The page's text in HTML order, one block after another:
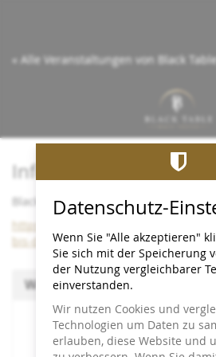
springen
« Alle Veranstaltungen von Black
Info:
Black Table bleibt bis Dezember
https://www.black-table.de/wichtige-
bis-dezember-2026-im-cineplex/
Wählen Sie einen Termin aus
Monat
Datenschutz-
Wenn Sie "Alle akzeptieren"
Sie sich mit der Speicherung
der Nutzung vergleichbarer
einverstanden.
Wir nutzen Cookies und
Technologien um Daten zu
erlauben, diese Website und